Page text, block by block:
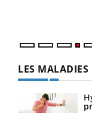
LES MALADIES